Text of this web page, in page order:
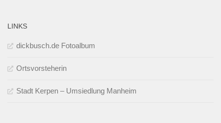
LINKS
dickbusch.de Fotoalbum
Ortsvorsteherin
Stadt Kerpen – Umsiedlung Manheim